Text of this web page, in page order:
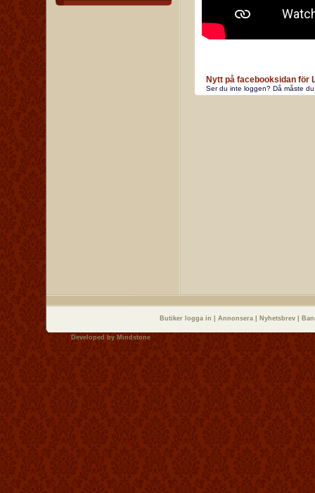
Nytt på facebooksidan för
Ser du inte loggen? Då måste
Butiker logga in Annonsera Nyhetsbrev
Developed by Mindstone